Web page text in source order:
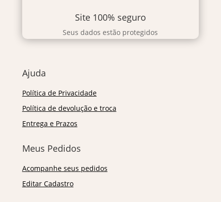
Site 100% seguro
Seus dados estão protegidos
Ajuda
Política de Privacidade
Política de devolução e troca
Entrega e Prazos
Meus Pedidos
Acompanhe seus pedidos
Editar Cadastro